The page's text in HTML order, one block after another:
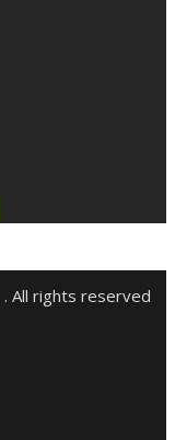
. All rights reserved